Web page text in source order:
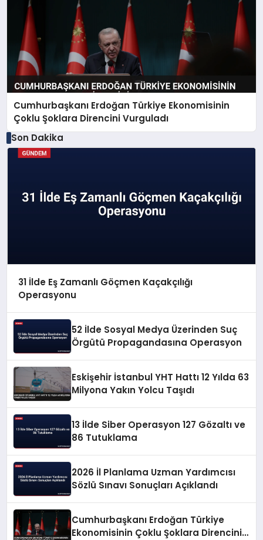
Cumhurbaşkanı Erdoğan Türkiye Ekonomisinin
Çoklu Şoklara Direncini Vurguladı
Son Dakika
31 İlde Eş Zamanlı Göçmen Kaçakçılığı
Operasyonu
52 İlde Sosyal Medya Üzerinden Suç
Örgütü Propagandasına Operasyon
Eskişehir İstanbul YHT Hattı 12 Yılda 63
Milyona Yakın Yolcu Taşıdı
13 İlde Siber Operasyon 127 Gözaltı ve
86 Tutuklama
2026 İl Planlama Uzman Yardımcısı
Sözlü Sınavı Sonuçları Açıklandı
Cumhurbaşkanı Erdoğan Türkiye
Ekonomisinin Çoklu Şoklara Direncini